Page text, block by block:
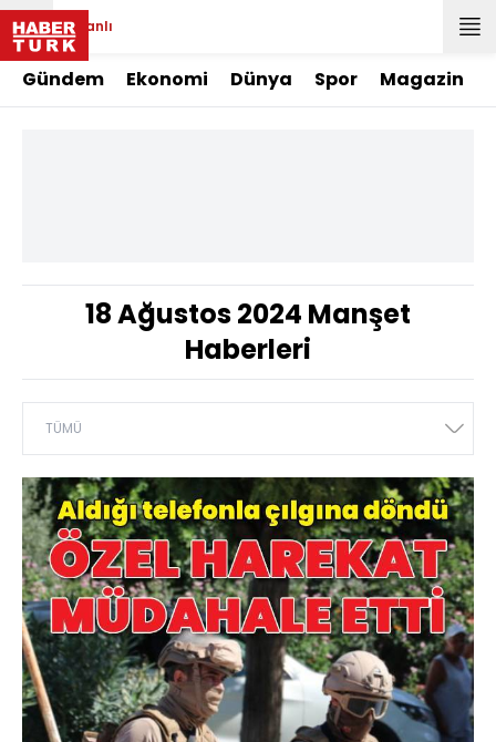
Canlı
Gündem Ekonomi Dünya Spor Magazin
18 Ağustos 2024 Manşet
Haberleri